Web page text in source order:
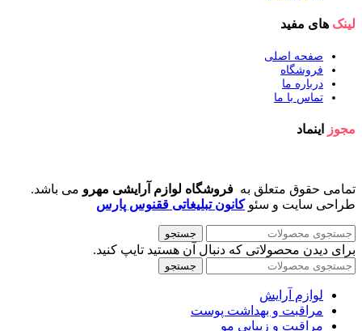
لینک های مفید
صفحه اصلی
فروشگاه
درباره ما
تماس با ما
مجوز اینماد
تمامی حقوق متعلق به فروشگاه لوازم آرایشی مهرو می باشد.
طراحی سایت و سئوکانون تبلیغاتی ققنوس پارس
جستجو
برای دیدن محصولاتی که دنبال آن هستید تایپ کنید.
جستجو
لوازم آرایش
مراقبت و بهداشت پوست
مراقبت و زیبایی مو